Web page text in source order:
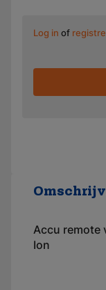
Log in of
Accu remote
Ion